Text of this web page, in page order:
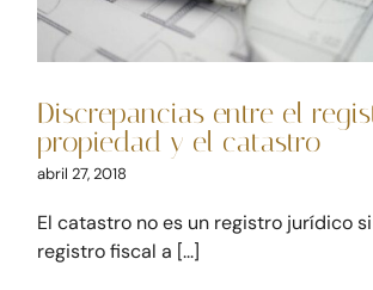
Discrepancias entre el
propiedad y el catastro
abril 27, 2018
El catastro no es un registro jurídico
registro fiscal a [...]